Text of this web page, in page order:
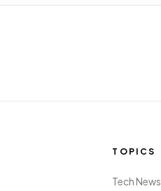
TOPICS
Tech News